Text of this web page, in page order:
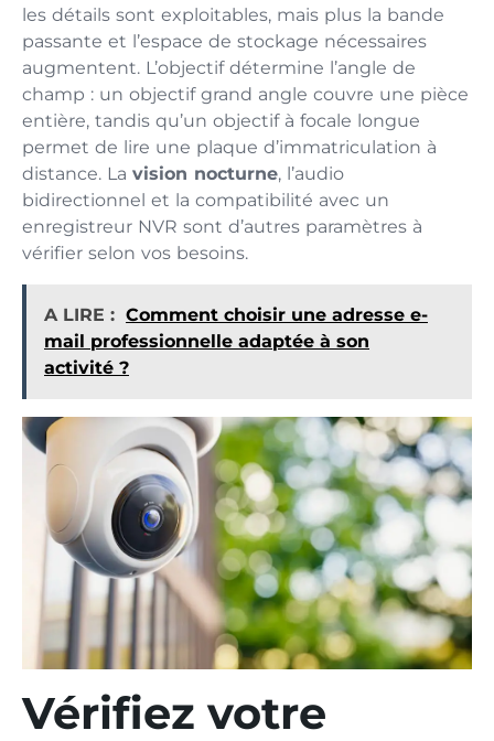
les détails sont exploitables, mais plus la bande
passante et l’espace de stockage nécessaires
augmentent. L’objectif détermine l’angle de
champ : un objectif grand angle couvre une pièce
entière, tandis qu’un objectif à focale longue
permet de lire une plaque d’immatriculation à
distance. La vision nocturne, l’audio
bidirectionnel et la compatibilité avec un
enregistreur NVR sont d’autres paramètres à
vérifier selon vos besoins.
A LIRE : Comment choisir une adresse e-
mail professionnelle adaptée à son
activité ?
Vérifiez votre